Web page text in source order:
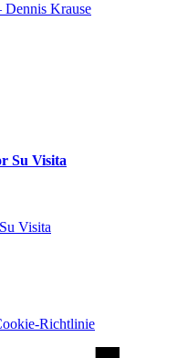
Krause
Su Visita
Visita
Richtlinie